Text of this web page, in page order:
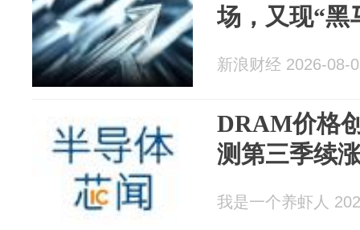
场，又现“黑
新浪财经 2026-08-
DRAM价格
测第三季续
我是一个养虾人